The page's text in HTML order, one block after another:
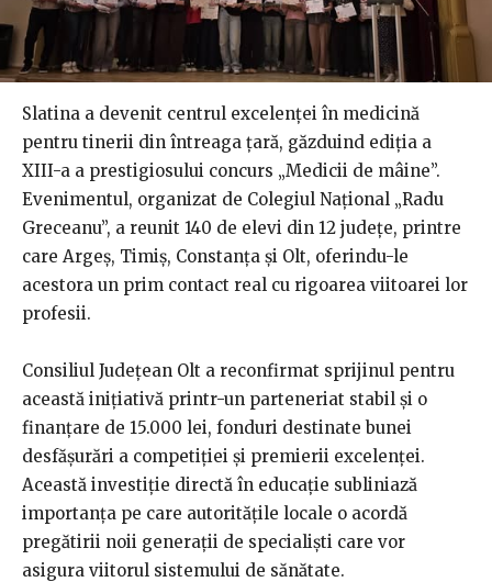
Slatina a devenit centrul excelenței în medicină
pentru tinerii din întreaga țară, găzduind ediția a
XIII-a a prestigiosului concurs „Medicii de mâine”.
Evenimentul, organizat de Colegiul Național „Radu
Greceanu”, a reunit 140 de elevi din 12 județe, printre
care Argeș, Timiș, Constanța și Olt, oferindu-le
acestora un prim contact real cu rigoarea viitoarei lor
profesii.
Consiliul Județean Olt a reconfirmat sprijinul pentru
această inițiativă printr-un parteneriat stabil și o
finanțare de 15.000 lei, fonduri destinate bunei
desfășurări a competiției și premierii excelenței.
Această investiție directă în educație subliniază
importanța pe care autoritățile locale o acordă
pregătirii noii generații de specialiști care vor
asigura viitorul sistemului de sănătate.